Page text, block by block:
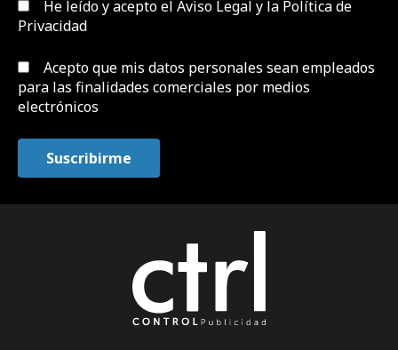
He leído y acepto el Aviso Legal y la Política de
Privacidad
Acepto que mis datos personales sean empleados
para las finalidades comerciales por medios
electrónicos